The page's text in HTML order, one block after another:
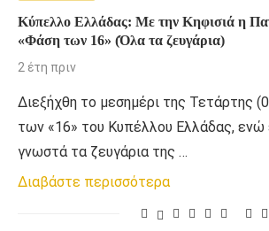
Κύπελλο Ελλάδας: Με την Κηφισιά η
«Φάση των 16» (Όλα τα ζευγάρια)
2 έτη πριν
Διεξήχθη το μεσημέρι της Τετάρτης
των «16» του Κυπέλλου Ελλάδας, ενώ
γνωστά τα ζευγάρια της …
Διαβάστε περισσότερα